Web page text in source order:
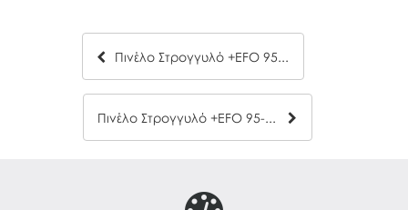
Πινέλο Στρογγυλό +EFO 95-8
Πινέλο Στρογγυλό +EFO 95-10